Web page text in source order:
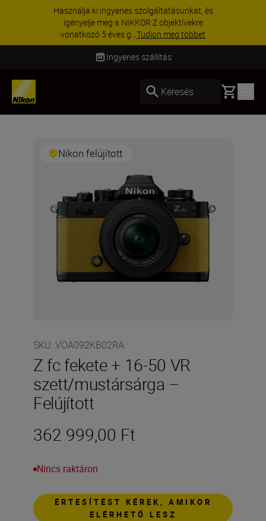
Használja ki ingyenes szolgáltatásunkat, és
igényelje meg a NIKKOR Z objektívekre
vonatkozó 5 éves g...Tudjon meg többet
Ingyenes szállítás
Keresés Basket
Nikon felújított
SKU: VOA092KB02RA
Z fc fekete + 16-50 VR
szett/mustársárga –
Felújított
362 999,00 Ft
Nincs raktáron
ÉRTESÍTÉST KÉREK, AMIKOR
ELÉRHETŐ LESZ